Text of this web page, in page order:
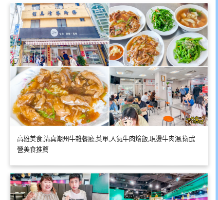
高雄美食,清真潮州牛雜餐廳,菜單,人氣牛肉燴飯,現燙牛肉湯,衛武
營美食推薦